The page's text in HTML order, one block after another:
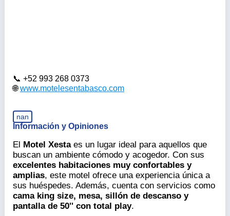
+52 993 268 0373
www.motelesentabasco.com
nan
Información y Opiniones
El Motel Xestaes un lugar ideal para aquellos que
buscan un ambiente cómodo y acogedor. Con sus
excelentes habitaciones muy confortables y
amplias, este motel ofrece una experiencia única a
sus huéspedes. Además, cuenta con servicios como
cama king size, mesa, sillón de descanso y
pantalla de 50'' con total play.